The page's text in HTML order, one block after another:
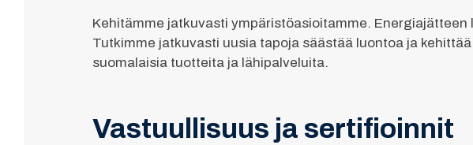
Kehitämme jatkuvasti ympäristöasioitamme.
Tutkimme jatkuvasti uusia tapoja säästää luontoa ja
suomalaisia tuotteita ja lähipalveluita.
Vastuullisuus ja sertifioinnit